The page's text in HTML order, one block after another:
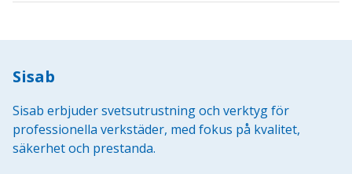
Sisab
Sisab erbjuder svetsutrustning och verktyg för
professionella verkstäder, med fokus på kvalitet,
säkerhet och prestanda.